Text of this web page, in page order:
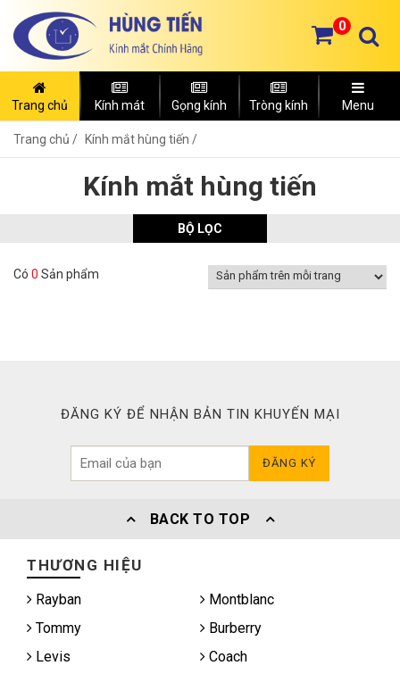
0
Trang chủ Kính mát Gọng kính Tròng kính Menu
Trang chủ Kính mắt hùng tiến /
Kính mắt hùng tiến
BỘ LỌC
Có 0 Sản phẩm
ĐĂNG KÝ ĐỂ NHẬN BẢN TIN KHUYẾN MẠI
ĐĂNG KÝ
BACK TO TOP
THƯƠNG HIỆU
Rayban
Montblanc
Tommy
Burberry
Levis
Coach